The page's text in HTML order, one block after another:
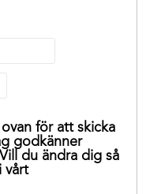
för att skicka
godkänner
du ändra dig så
vårt